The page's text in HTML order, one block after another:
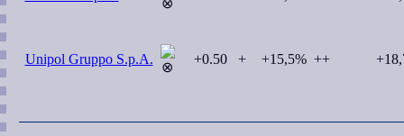
Unipol Gruppo S.p.A. +0.50 + +15,5% ++